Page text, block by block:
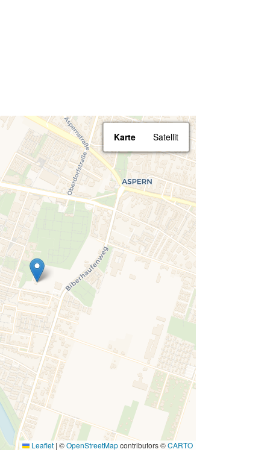
Karte Satellit
Leaflet | ©OpenStreetMapcontributors ©CARTO